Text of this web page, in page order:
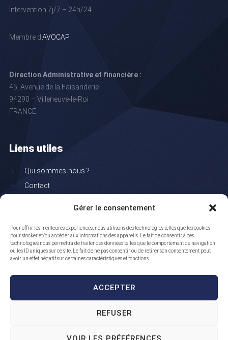
Gérer le consentement
Pour offrir les meilleures expériences, nous utilisons des technologies telles que les cookies
pour stocker et/ou accéder aux informations des appareils. Le fait de consentir à ces
technologies nous permettra de traiter des données telles que le comportement de navigation
ou les ID uniques sur ce site. Le fait de ne pas consentir ou de retirer son consentement peut
avoir un effet négatif sur certaines caractéristiques et fonctions.
ACCEPTER
REFUSER
Intervention 7j/7 – 24h/24
Membre d'AVOCAP
Direction Administrative et financière :
45, Avenue de la Faisanderie
94290 – Villeneuve-le-Roi
FRANCE
Liens utiles
Qui sommes-nous ?
Contact
Politique de cookie
Données personnelles
Plan du site